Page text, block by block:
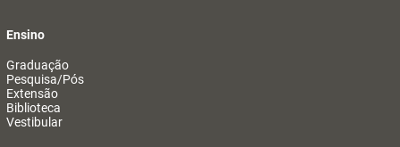
Ensino
Graduação
Pesquisa/Pós
Extensão
Biblioteca
Vestibular